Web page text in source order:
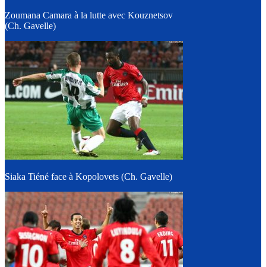
Zoumana Camara à la lutte avec Kouznetsov
(Ch. Gavelle)
Siaka Tiéné face à Kopolovets (Ch. Gavelle)